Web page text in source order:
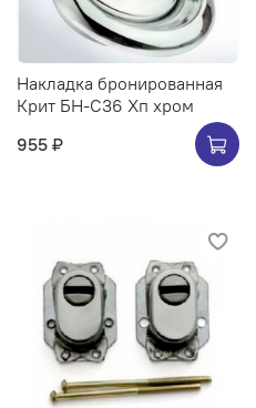
Накладка бронированная
Крит БН-С36 Хп хром
955 ₽